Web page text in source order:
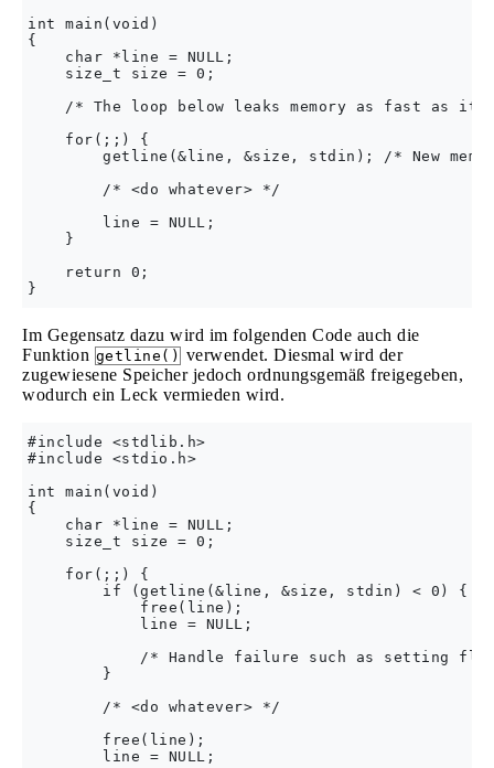
int main(void)
{
    char *line = NULL;
    size_t size = 0;
/* The loop below leaks memory as fast as it
    for(;;) {
getline(&line, &size, stdin); /* New
        /* <do whatever> */
        line = NULL;
    }
    return 0;
Im Gegensatz dazu wird im folgenden Code auch die
Funktion getline() verwendet. Diesmal wird der
zugewiesene Speicher jedoch ordnungsgemäß freigegeben,
wodurch ein Leck vermieden wird.
#include <stdlib.h>
#include <stdio.h>
int main(void)
{
    char *line = NULL;
    size_t size = 0;
    for(;;) {
        if (getline(&line, &size, stdin) < 0) {
            free(line);
            line = NULL;
/* Handle failure such as setting
        }
        /* <do whatever> */
        free(line);
        line = NULL;